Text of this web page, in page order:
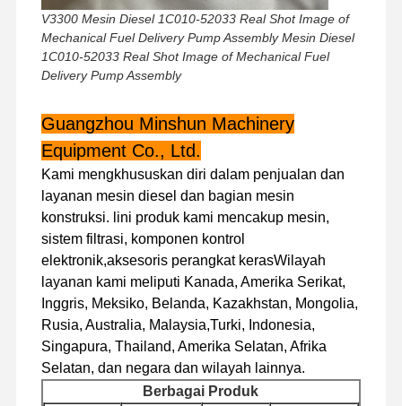
Tur Pabrik
Kontrol
Kualitas
Kasus
mesin Perkins
Mesin Yanmar
mesin Kubota
Mesin Isuzu
V3300 Mesin Diesel 1C010-52033 Real Shot Image of
Mechanical Fuel Delivery Pump Assembly Mesin Diesel
1C010-52033 Real Shot Image of Mechanical Fuel
Delivery Pump Assembly
Guangzhou Minshun Machinery
Equipment Co., Ltd.
Kami mengkhususkan diri dalam penjualan dan
layanan mesin diesel dan bagian mesin
konstruksi. lini produk kami mencakup mesin,
sistem filtrasi, komponen kontrol
elektronik,aksesoris perangkat kerasWilayah
layanan kami meliputi Kanada, Amerika Serikat,
Inggris, Meksiko, Belanda, Kazakhstan, Mongolia,
Rusia, Australia, Malaysia,Turki, Indonesia,
Singapura, Thailand, Amerika Selatan, Afrika
Selatan, dan negara dan wilayah lainnya.
Berbagai Produk